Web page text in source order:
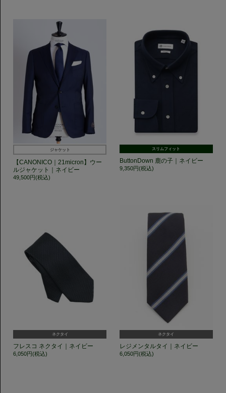
ジャケット
【CANONICO｜21micron】ウー
ルジャケット｜ネイビー
49,500円(税込)
スリムフィット
ButtonDown 鹿の子｜ネイビー
9,350円(税込)
ネクタイ
フレスコ ネクタイ｜ネイビー
6,050円(税込)
ネクタイ
レジメンタルタイ｜ネイビー
6,050円(税込)